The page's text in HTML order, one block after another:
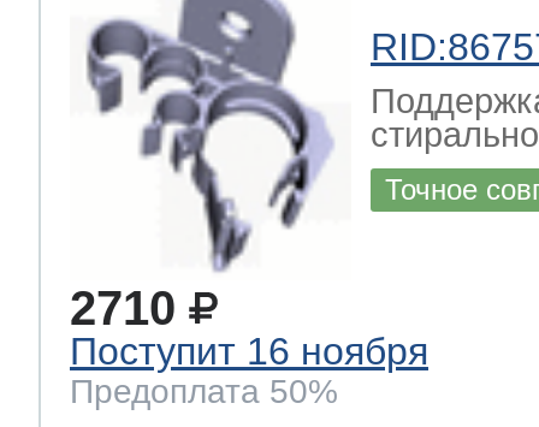
Точное
2710
Поступит 16 ноября
Предоплата 50%